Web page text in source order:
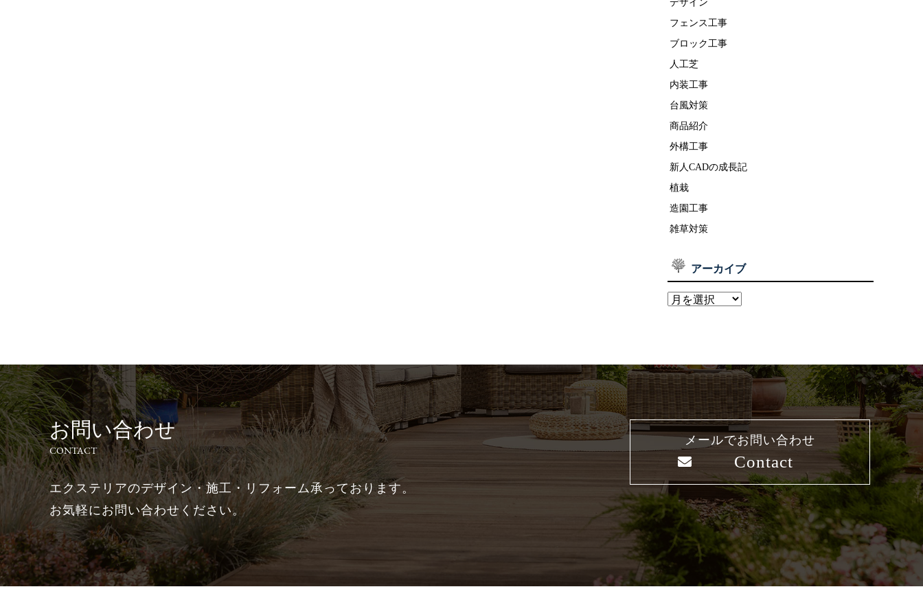
フェンス工事
ブロック工事
人工芝
内装工事
台風対策
商品紹介
外構工事
新人CADの成長記
植栽
造園工事
雑草対策
アーカイブ
お問い合わせ
CONTACT
エクステリアのデザイン・施工・リフォーム承っております。
お気軽にお問い合わせください。
メールでお問い合わせ
Contact